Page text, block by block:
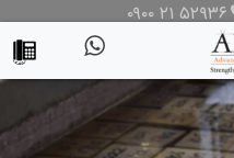
۰۹۰۰ ۲۱ ۵۲۹۳۶